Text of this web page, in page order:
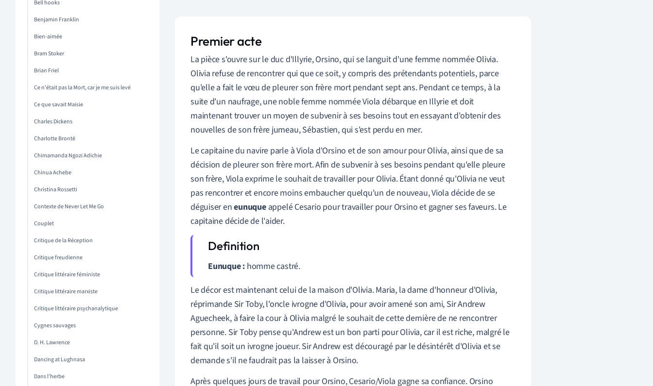
Bell hooks
Benjamin Franklin
Bien-aimée
Bram Stoker
Brian Friel
Ce n'était pas la Mort, car je me suis levé
Ce que savait Maisie
Charles Dickens
Charlotte Brontë
Chimamanda Ngozi Adichie
Chinua Achebe
Christina Rossetti
Contexte de Never Let Me Go
Couplet
Critique de la Réception
Critique freudienne
Critique littéraire féministe
Critique littéraire marxiste
Critique littéraire psychanalytique
Cygnes sauvages
D. H. Lawrence
Dancing at Lughnasa
Dans l'herbe
Premier acte
La pièce s'ouvre sur le duc d'Illyrie, Orsino, qui se languit d'une femme nommée Olivia.
Olivia refuse de rencontrer qui que ce soit, y compris des prétendants potentiels, parce
qu'elle a fait le vœu de pleurer son frère mort pendant sept ans. Pendant ce temps, à la
suite d'un naufrage, une noble femme nommée Viola débarque en Illyrie et doit
maintenant trouver un moyen de subvenir à ses besoins tout en essayant d'obtenir des
nouvelles de son frère jumeau, Sébastien, qui s'est perdu en mer.
Le capitaine du navire parle à Viola d'Orsino et de son amour pour Olivia, ainsi que de sa
décision de pleurer son frère mort. Afin de subvenir à ses besoins pendant qu'elle pleure
son frère, Viola exprime le souhait de travailler pour Olivia. Étant donné qu'Olivia ne veut
pas rencontrer et encore moins embaucher quelqu'un de nouveau, Viola décide de se
déguiser eneunuqueappelé Cesario pour travailler pour Orsino et gagner ses faveurs. Le
capitaine décide de l'aider.
Eunuque : homme castré.
Le décor est maintenant celui de la maison d'Olivia. Maria, la dame d'honneur d'Olivia,
réprimande Sir Toby, l'oncle ivrogne d'Olivia, pour avoir amené son ami, Sir Andrew
Aguecheek, à faire la cour à Olivia malgré le souhait de cette dernière de ne rencontrer
personne. Sir Toby pense qu'Andrew est un bon parti pour Olivia, car il est riche, malgré le
fait qu'il soit un ivrogne joueur. Sir Andrew est découragé par le désintérêt d'Olivia et se
demande s'il ne faudrait pas la laisser à Orsino.
Après quelques jours de travail pour Orsino, Cesario/Viola gagne sa confiance. Orsino